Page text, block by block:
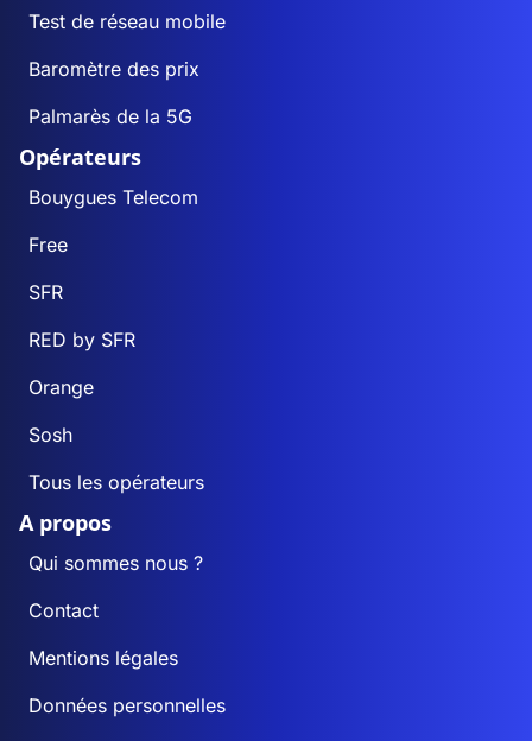
Test de réseau mobile
Baromètre des prix
Palmarès de la 5G
Opérateurs
Bouygues Telecom
Free
SFR
RED by SFR
Orange
Sosh
Tous les opérateurs
A propos
Qui sommes nous ?
Contact
Mentions légales
Données personnelles